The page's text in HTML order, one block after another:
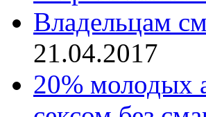
Владельцам
21.04.2017
20% молодых